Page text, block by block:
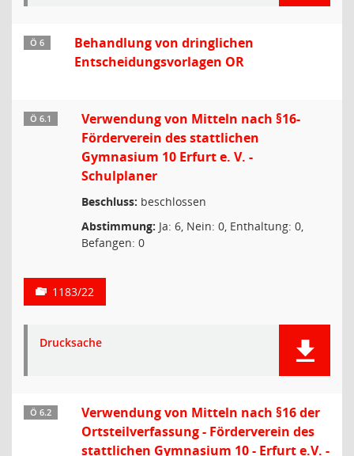
Ö 6
Behandlung von dringlichen
Entscheidungsvorlagen OR
Ö 6.1
Verwendung von Mitteln nach §16-
Förderverein des stattlichen
Gymnasium 10 Erfurt e. V. -
Schulplaner
Beschluss: beschlossen
Abstimmung: Ja: 6, Nein: 0, Enthaltung: 0,
Befangen: 0
1183/22
Drucksache
Ö 6.2
Verwendung von Mitteln nach §16 der
Ortsteilverfassung - Förderverein des
stattlichen Gymnasium 10 - Erfurt e.V. -